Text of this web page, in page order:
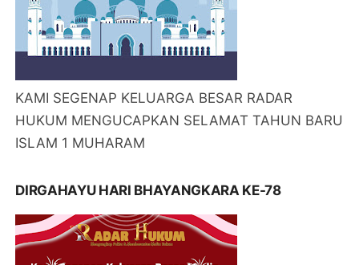
KAMI SEGENAP KELUARGA BESAR RADAR
HUKUM MENGUCAPKAN SELAMAT TAHUN BARU
ISLAM 1 MUHARAM
DIRGAHAYU HARI BHAYANGKARA KE-78